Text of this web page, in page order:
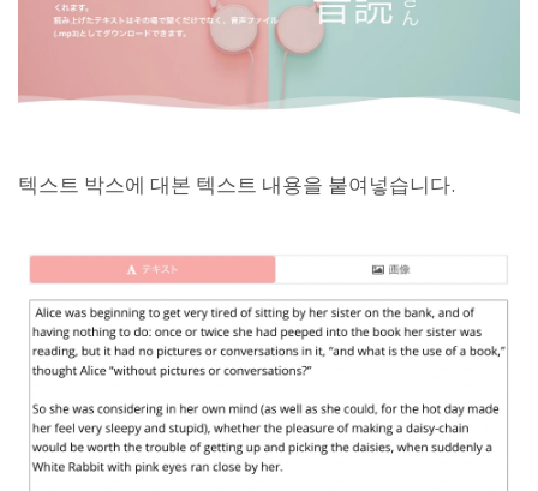
텍스트 박스에 대본 텍스트 내용을 붙여넣습니다.